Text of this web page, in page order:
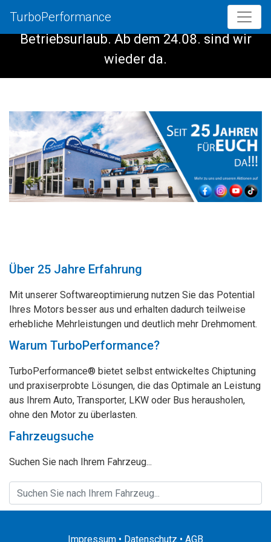
Vom 08.08. - 23.08. haben wir
Betriebsurlaub. Ab dem 24.08. sind wir
wieder da.
TurboPerformance
Über 25 Jahre Erfahrung
Mit unserer Softwareoptimierung nutzen Sie das Potential
Ihres Motors besser aus und erhalten dadurch teilweise
erhebliche Mehrleistungen und deutlich mehr Drehmoment.
Warum TurboPerformance?
TurboPerformance® bietet selbst entwickeltes Chiptuning
und praxiserprobte Lösungen, die das Optimale an Leistung
aus Ihrem Auto, Transporter, LKW oder Bus herausholen,
ohne den Motor zu überlasten.
Fahrzeugsuche
Suchen Sie nach Ihrem Fahrzeug...
Impressum • Datenschutz • AGB